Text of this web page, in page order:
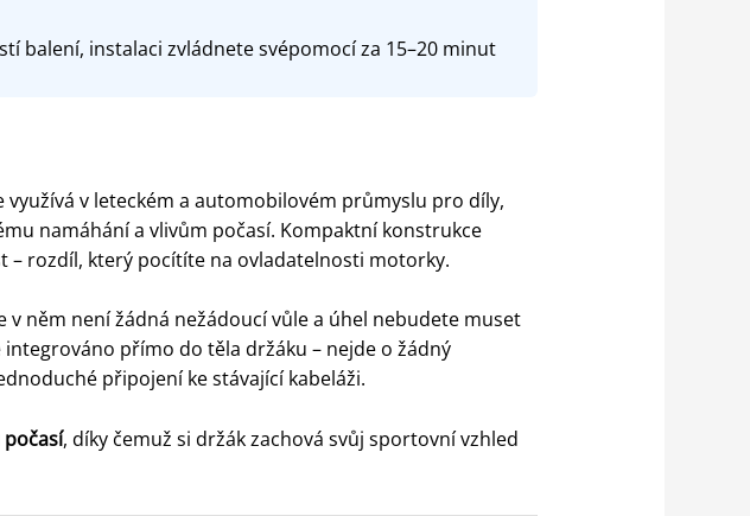
balení, instalaci zvládnete svépomocí za 15–20 minut
využívá v leteckém a automobilovém průmyslu pro díly,
namáhání a vlivům počasí. Kompaktní konstrukce
rozdíl, který pocítíte na ovladatelnosti motorky.
něm není žádná nežádoucí vůle a úhel nebudete muset
přímo do těla držáku – nejde o žádný
připojení ke stávající kabeláži.
, díky čemuž si držák zachová svůj sportovní vzhled